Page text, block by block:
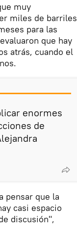
muy
miles de barriles
para las
que hay
atrás, cuando el
enormes
de
pensar que la
casi espacio
discusión",